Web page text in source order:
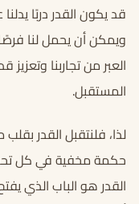
قد يكون القدر دربًا
ويمكن أن يحمل لنا
العبر من تجاربنا
المستقبل.
لذا، فلنتقبل القدر
حكمة مخفية في كل
القدر هو الباب الذي